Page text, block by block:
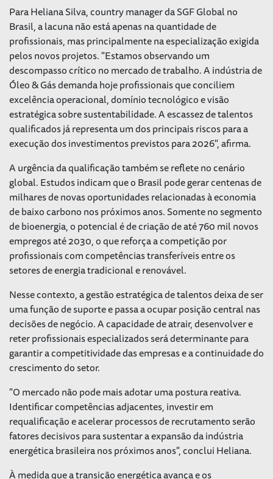
Para Heliana Silva, country manager da SGF Global no
Brasil, a lacuna não está apenas na quantidade de
profissionais, mas principalmente na especialização exigida
pelos novos projetos. "Estamos observando um
descompasso crítico no mercado de trabalho. A indústria de
Óleo & Gás demanda hoje profissionais que conciliem
excelência operacional, domínio tecnológico e visão
estratégica sobre sustentabilidade. A escassez de talentos
qualificados já representa um dos principais riscos para a
execução dos investimentos previstos para 2026", afirma.
A urgência da qualificação também se reflete no cenário
global. Estudos indicam que o Brasil pode gerar centenas de
milhares de novas oportunidades relacionadas à economia
de baixo carbono nos próximos anos. Somente no segmento
de bioenergia, o potencial é de criação de até 760 mil novos
empregos até 2030, o que reforça a competição por
profissionais com competências transferíveis entre os
setores de energia tradicional e renovável.
Nesse contexto, a gestão estratégica de talentos deixa de ser
uma função de suporte e passa a ocupar posição central nas
decisões de negócio. A capacidade de atrair, desenvolver e
reter profissionais especializados será determinante para
garantir a competitividade das empresas e a continuidade do
crescimento do setor.
"O mercado não pode mais adotar uma postura reativa.
Identificar competências adjacentes, investir em
requalificação e acelerar processos de recrutamento serão
fatores decisivos para sustentar a expansão da indústria
energética brasileira nos próximos anos", conclui Heliana.
À medida que a transição energética avança e os